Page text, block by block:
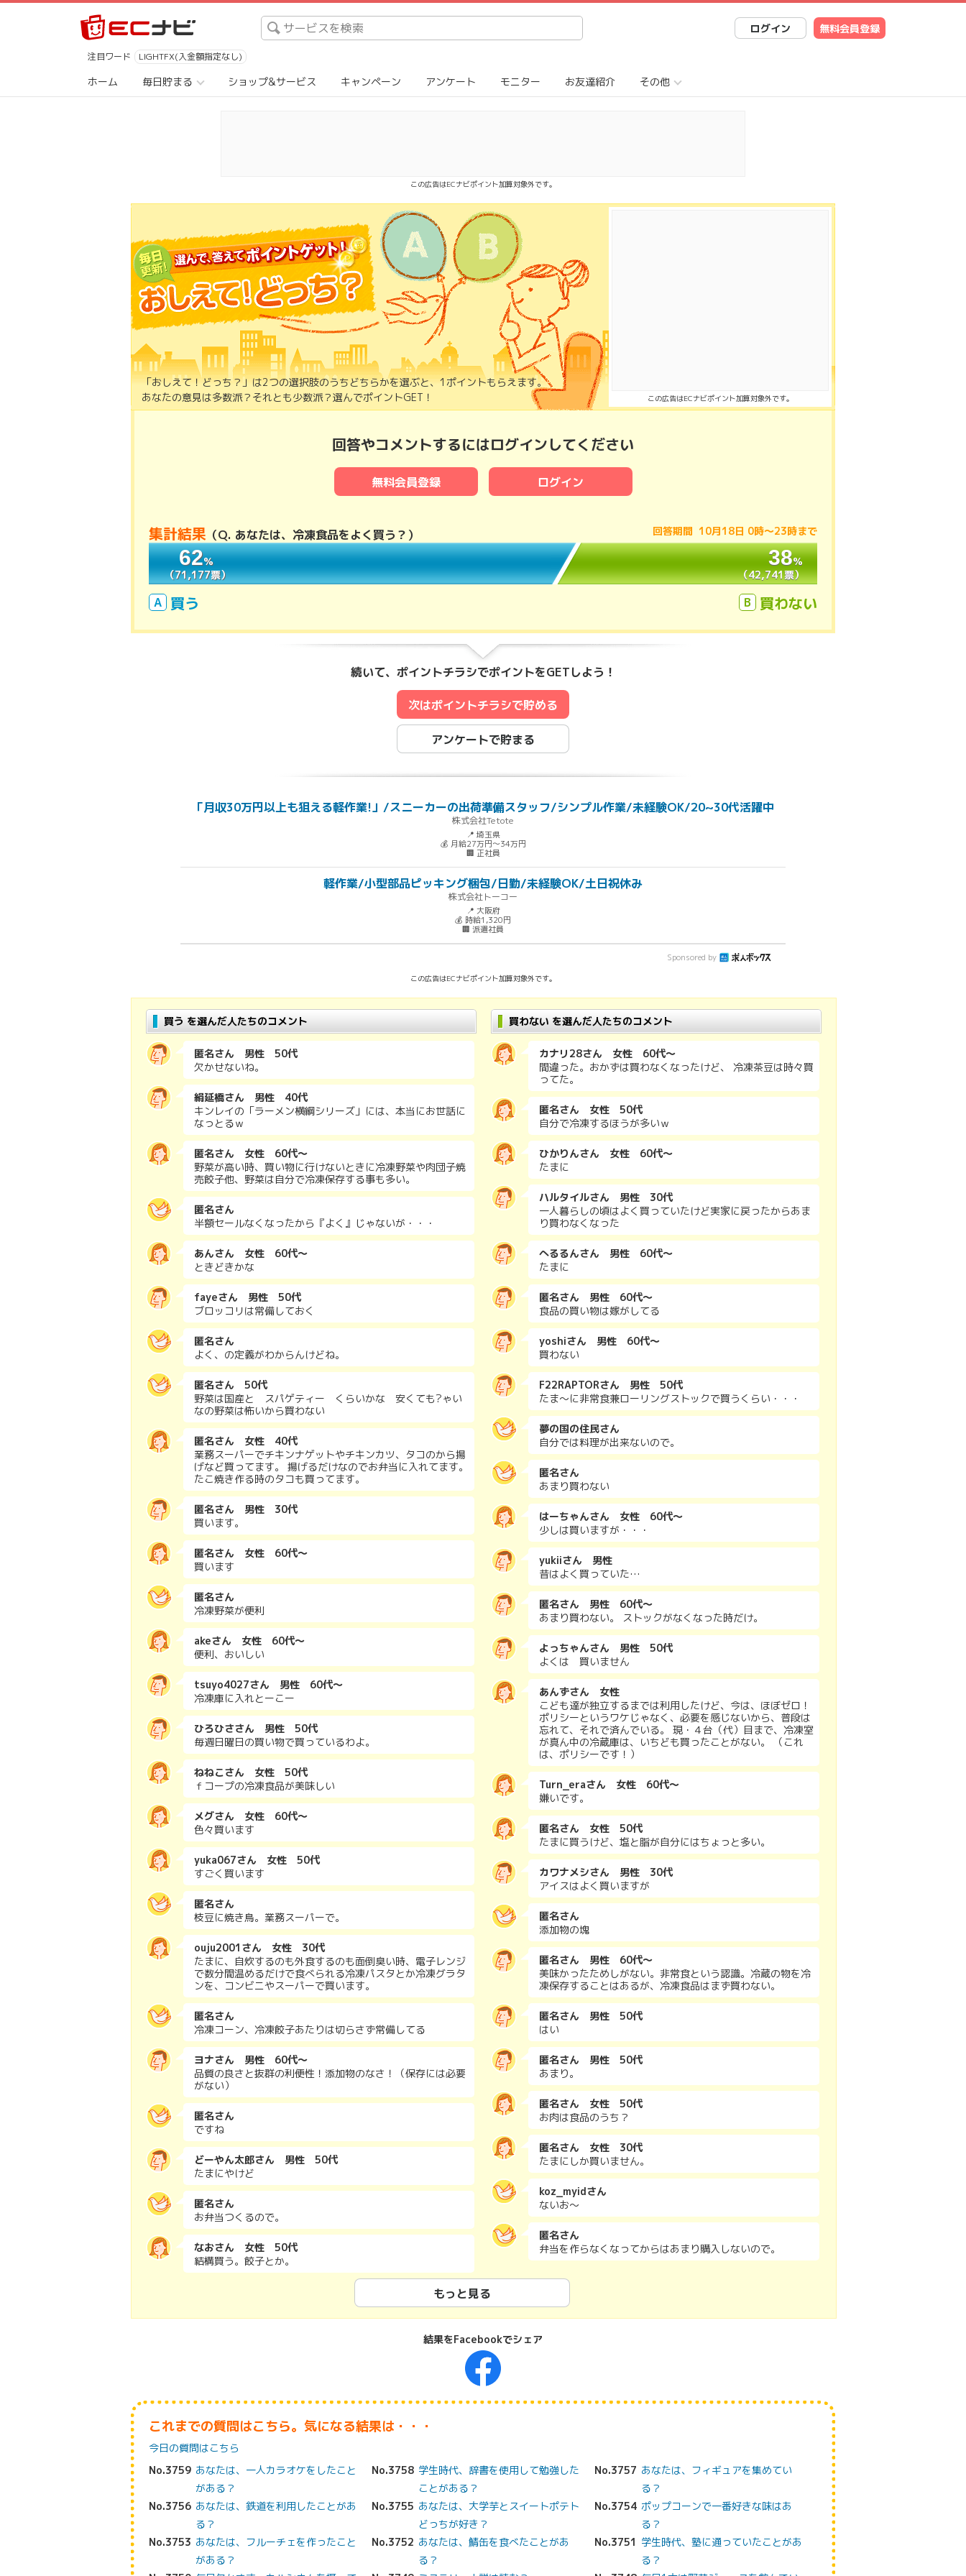
ログイン 無料会員登録
注目ワード LIGHTFX(入金額指定なし)
ホーム 毎日貯まる ショップ&サービス キャンペーン アンケート モニター お友達紹介 その他
この広告はECナビポイント加算対象外です。
「おしえて！どっち？」は2つの選択肢のうちどちらかを選ぶと、1ポイントもらえます。
あなたの意見は多数派？それとも少数派？選んでポイントGET！
この広告はECナビポイント加算対象外です。
回答やコメントするにはログインしてください
無料会員登録 ログイン
集計結果 （Q. あなたは、冷凍食品をよく買う？ ） 回答期間 10月18日 0時〜23時まで
62％
（71,177票）
38％
（42,741票）
62％
（71,177票）
38％
（42,741票）
A 買う B 買わない
続いて、ポイントチラシでポイントをGETしよう！
次はポイントチラシで貯める
アンケートで貯まる
「月収30万円以上も狙える軽作業!」/スニーカーの出荷準備スタッフ/シンプル作業/未経験OK/20~30代活躍中
株式会社Tetote
📍 埼玉県
💰 月給27万円～34万円
🏢 正社員
軽作業/小型部品ピッキング梱包/日勤/未経験OK/土日祝休み
株式会社トーコー
📍 大阪府
💰 時給1,320円
🏢 派遣社員
Sponsored by
この広告はECナビポイント加算対象外です。
買う を選んだ人たちのコメント
匿名さん 男性 50代
欠かせないね。
絹延橋さん 男性 40代
キンレイの「ラーメン横綱シリーズ」には、本当にお世話に
なっとるｗ
匿名さん 女性 60代～
野菜が高い時、買い物に行けないときに冷凍野菜や肉団子焼
売餃子他、野菜は自分で冷凍保存する事も多い。
匿名さん
半額セールなくなったから『よく』じゃないが・・・
あんさん 女性 60代～
ときどきかな
fayeさん 男性 50代
ブロッコリは常備しておく
匿名さん
よく、の定義がわからんけどね。
匿名さん 50代
野菜は国産と スパゲティー くらいかな 安くても?ゃい
なの野菜は怖いから買わない
匿名さん 女性 40代
業務スーパーでチキンナゲットやチキンカツ、タコのから揚
げなど買ってます。 揚げるだけなのでお弁当に入れてます。
たこ焼き作る時のタコも買ってます。
匿名さん 男性 30代
買います。
匿名さん 女性 60代～
買います
匿名さん
冷凍野菜が便利
akeさん 女性 60代～
便利、おいしい
tsuyo4027さん 男性 60代～
冷凍庫に入れとーこー
ひろひささん 男性 50代
毎週日曜日の買い物で買っているわよ。
ねねこさん 女性 50代
ｆコープの冷凍食品が美味しい
メグさん 女性 60代～
色々買います
yuka067さん 女性 50代
すごく買います
匿名さん
枝豆に焼き鳥。業務スーパーで。
ouju2001さん 女性 30代
たまに、自炊するのも外食するのも面倒臭い時、電子レンジ
で数分間温めるだけで食べられる冷凍パスタとか冷凍グラタ
ンを、コンビニやスーパーで買います。
匿名さん
冷凍コーン、冷凍餃子あたりは切らさず常備してる
ヨナさん 男性 60代～
品質の良さと抜群の利便性！添加物のなさ！（保存には必要
がない）
匿名さん
ですね
どーやん太郎さん 男性 50代
たまにやけど
匿名さん
お弁当つくるので。
なおさん 女性 50代
結構買う。餃子とか。
買わない を選んだ人たちのコメント
カナリ28さん 女性 60代～
間違った。おかずは買わなくなったけど、 冷凍茶豆は時々買
ってた。
匿名さん 女性 50代
自分で冷凍するほうが多いｗ
ひかりんさん 女性 60代～
たまに
ハルタイルさん 男性 30代
一人暮らしの頃はよく買っていたけど実家に戻ったからあま
り買わなくなった
へるるんさん 男性 60代～
たまに
匿名さん 男性 60代～
食品の買い物は嫁がしてる
yoshiさん 男性 60代～
買わない
F22RAPTORさん 男性 50代
たま〜に非常食兼ローリングストックで買うくらい・・・
夢の国の住民さん
自分では料理が出来ないので。
匿名さん
あまり買わない
はーちゃんさん 女性 60代～
少しは買いますが・・・
yukiiさん 男性
昔はよく買っていた…
匿名さん 男性 60代～
あまり買わない。 ストックがなくなった時だけ。
よっちゃんさん 男性 50代
よくは 買いません
あんずさん 女性
こども達が独立するまでは利用したけど、今は、ほぼゼロ！
ポリシーというワケじゃなく、必要を感じないから、普段は
忘れて、それで済んでいる。 現・４台（代）目まで、冷凍室
が真ん中の冷蔵庫は、いちども買ったことがない。 （これ
は、ポリシーです！）
Turn_eraさん 女性 60代～
嫌いです。
匿名さん 女性 50代
たまに買うけど、塩と脂が自分にはちょっと多い。
カワナメシさん 男性 30代
アイスはよく買いますが
匿名さん
添加物の塊
匿名さん 男性 60代～
美味かったためしがない。非常食という認識。冷蔵の物を冷
凍保存することはあるが、冷凍食品はまず買わない。
匿名さん 男性 50代
はい
匿名さん 男性 50代
あまり。
匿名さん 女性 50代
お肉は食品のうち？
匿名さん 女性 30代
たまにしか買いません。
koz_myidさん
ないお〜
匿名さん
弁当を作らなくなってからはあまり購入しないので。
もっと見る
結果をFacebookでシェア
これまでの質問はこちら。気になる結果は・・・
今日の質問はこちら
No.3759 あなたは、一人カラオケをしたこと
がある？
No.3758 学生時代、辞書を使用して勉強した
ことがある？
No.3757 あなたは、フィギュアを集めてい
る？
No.3756 あなたは、鉄道を利用したことがあ
る？
No.3755 あなたは、大学芋とスイートポテト
どっちが好き？
No.3754 ポップコーンで一番好きな味はあ
る？
No.3753 あなたは、フルーチェを作ったこと
がある？
No.3752 あなたは、鯖缶を食べたことがあ
る？
No.3751 学生時代、塾に通っていたことがあ
る？